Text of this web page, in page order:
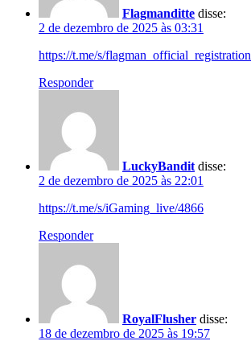
Flagmanditte disse:
2 de dezembro de 2025 às 03:31
https://t.me/s/flagman_official_registration
Responder
LuckyBandit disse:
2 de dezembro de 2025 às 22:01
https://t.me/s/iGaming_live/4866
Responder
RoyalFlusher disse:
18 de dezembro de 2025 às 19:57